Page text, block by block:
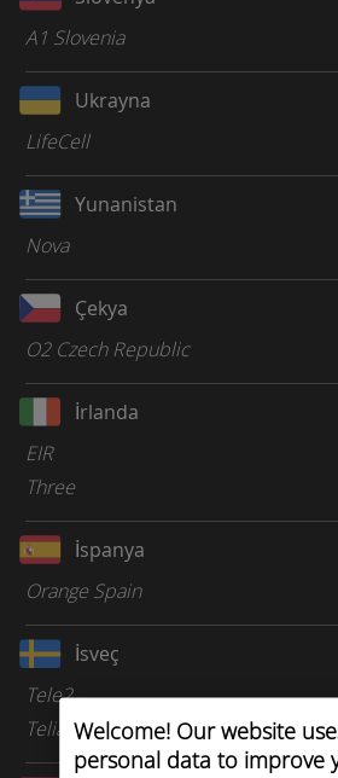
Welcome! Our website
personal data to improve
A1 Slovenia
Ukrayna
LifeCell
Yunanistan
Nova
Çekya
O2 Czech Republic
İrlanda
EIR
Three
İspanya
Orange Spain
İsveç
Tele2
Telia